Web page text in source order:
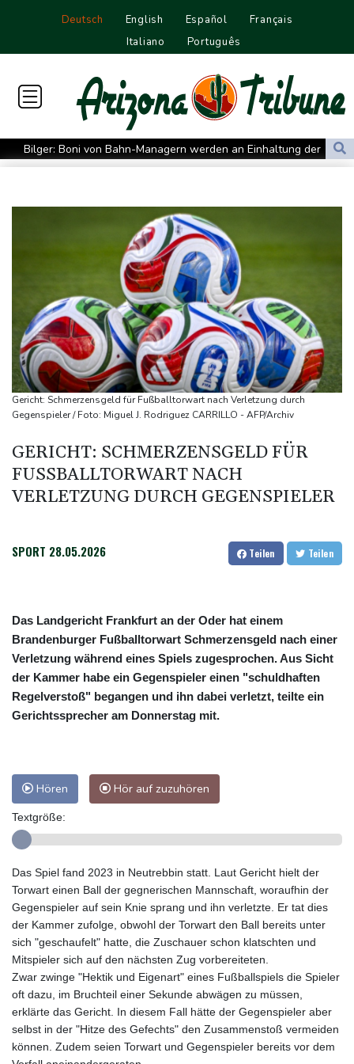
Deutsch English Español
Français
Italiano
Português
Bilger: Boni von Bahn-Managern werden an Einhaltung der
Vorgaben des Bundes geknüpft
Torlos gegen Kaiserslautern: Stotterstart von Wolfsburg
Ätna auf Sizilien ausgebrochen - Flugverkehr in Catania
zeitweise eingeschränkt
Doppelpack Freigang: Frankfurt schlägt auch Malmö
Explosion mutmaßlich ukrainischer Drohne in Bulgarien löst
diplomatische Verstimmung aus
Selenskyj warnt vor Folgen russischer Angriffe - Vucic für
Integrität der Ukraine
Sieg auf der längsten Etappe: Vollering übernimmt
Gesamtführung
Drohne explodiert an der Grenze zwischen Rumänien und
Bulgarien nahe Gaspipeline
Lionel Messi trauert um seinen Vater
Gericht: Schmerzensgeld für Fußballtorwart nach Verletzung durch
Gegenspieler / Foto: Miguel J. Rodriguez CARRILLO - AFP/Archiv
GERICHT: SCHMERZENSGELD FÜR
FUSSBALLTORWART NACH V
ERLETZUNG DURCH GEGENSPIELER
SPORT 28.05.2026 Teilen Teilen
Das Landgericht Frankfurt an der Oder hat einem
Brandenburger Fußballtorwart Schmerzensgeld nach einer
Verletzung während eines Spiels zugesprochen. Aus Sicht
der Kammer habe ein Gegenspieler einen "schuldhaften
Regelverstoß" begangen und ihn dabei verletzt, teilte ein
Gerichtssprecher am Donnerstag mit.
Hören Hör auf zuzuhören
Textgröße:
Das Spiel fand 2023 in Neutrebbin statt. Laut Gericht hielt der
Torwart einen Ball der gegnerischen Mannschaft, woraufhin der
Gegenspieler auf sein Knie sprang und ihn verletzte. Er tat dies
der Kammer zufolge, obwohl der Torwart den Ball bereits unter
sich "geschaufelt" hatte, die Zuschauer schon klatschten und
Mitspieler sich auf den nächsten Zug vorbereiteten.
Zwar zwinge "Hektik und Eigenart" eines Fußballspiels die Spieler
oft dazu, im Bruchteil einer Sekunde abwägen zu müssen,
erklärte das Gericht. In diesem Fall hätte der Gegenspieler aber
selbst in der "Hitze des Gefechts" den Zusammenstoß vermeiden
können. Zudem seien Torwart und Gegenspieler bereits vor dem